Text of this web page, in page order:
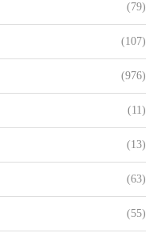
(79)
(107)
(976)
(11)
(13)
(63)
(55)